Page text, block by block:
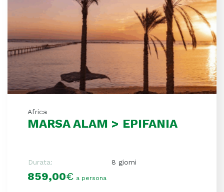
Africa
MARSA ALAM > EPIFANIA
Durata: 8 giorni
859,00€ a persona